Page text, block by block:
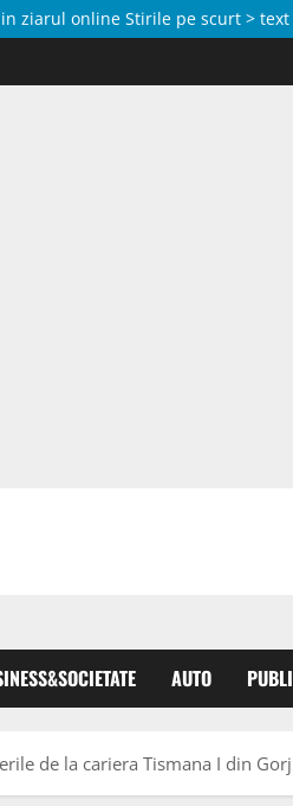
ziarul online Stirile pe scurt >
AUTO
de la cariera Tismana I din